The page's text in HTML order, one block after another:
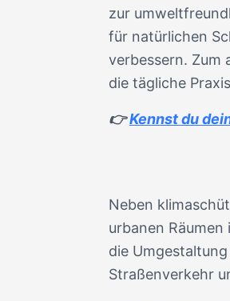
zur
für natürlichen
verbessern. Zum
die tägliche
👉Kennst du
Neben
urbanen
die
Straßenverkehr